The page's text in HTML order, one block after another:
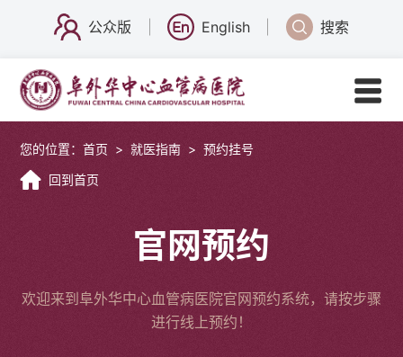
公众版 English 搜索
您的位置：首页 > 就医指南 > 预约挂号
回到首页
官网预约
欢迎来到阜外华中心血管病医院官网预约系统，请按步骤
进行线上预约！